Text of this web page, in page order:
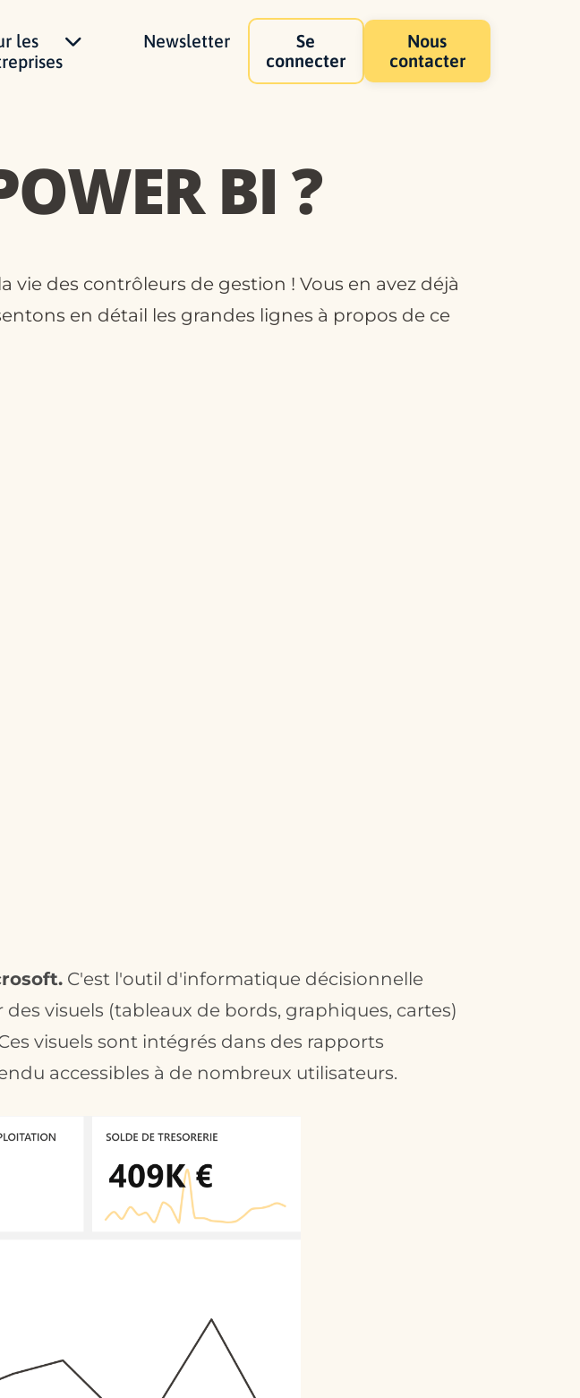
les
Newsletter
Se
connecter
Nous
contacter
BI ?
des contrôleurs de gestion ! Vous en avez déjà
en détail les grandes lignes à propos de ce
C'est l'outil d'informatique décisionnelle
visuels (tableaux de bords, graphiques, cartes)
visuels sont intégrés dans des rapports
accessibles à de nombreux utilisateurs.